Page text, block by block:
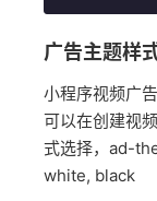
广告主题样
小程序视频广
可以在创建视
式选择，ad-
white, black